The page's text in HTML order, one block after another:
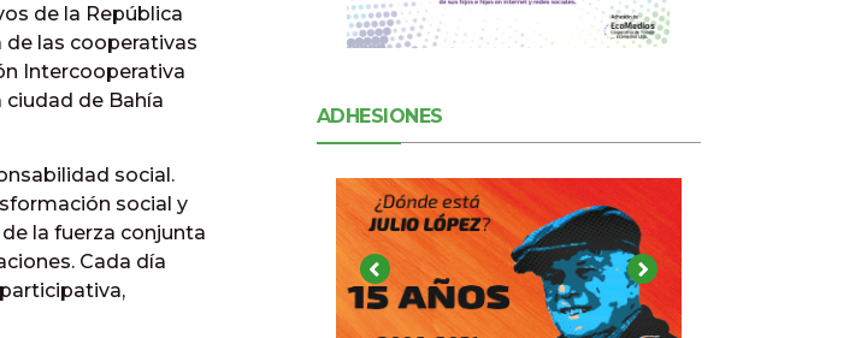
de la República
las cooperativas
Intercooperativa
de Bahía
social.
social y
la fuerza conjunta
Cada día
ADHESIONES